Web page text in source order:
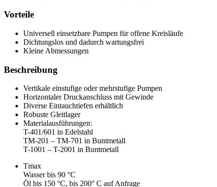
Vorteile
Universell einsetzbare Pumpen für offene Kreisläufe
Dichtungslos und dadurch wartungsfrei
Kleine Abmessungen
Beschreibung
Vertikale einstufige oder mehrstufige Pumpen
Horizontaler Druckanschluss mit Gewinde
Diverse Eintauchtiefen erhältlich
Robuste Gleitlager
Materialausführungen:
T-401/601 in Edelstahl
TM-201 – TM-701 in Buntmetall
T-1001 – T-2001 in Buntmetall
Tmax
Wasser bis 90 °C
Öl bis 150 °C, bis 200° C auf Anfrage